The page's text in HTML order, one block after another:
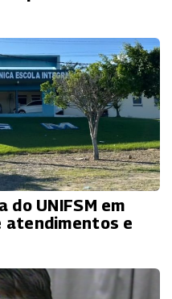
do UNIFSM em
atendimentos e